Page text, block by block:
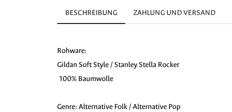
BESCHREIBUNG ZAHLUNG UND VERSAND
Rohware:
Gildan Soft Style / Stanley Stella Rocker
100% Baumwolle
Genre: Alternative Folk / Alternative Pop